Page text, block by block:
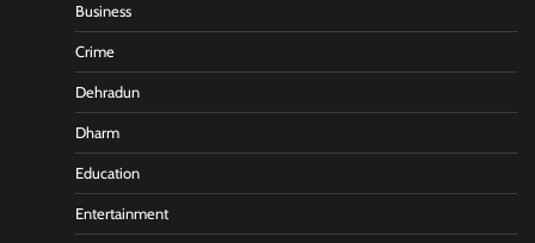
Business
Crime
Dehradun
Dharm
Education
Entertainment